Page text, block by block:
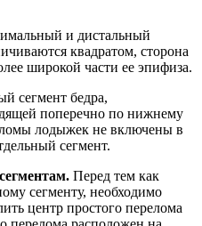
и дистальный
квадратом, сторона
широкой части ее эпифиза.
сегмент бедра,
поперечно по нижнему
лодыжек не включены в
сегмент.
Перед тем как
сегменту, необходимо
центр простого перелома